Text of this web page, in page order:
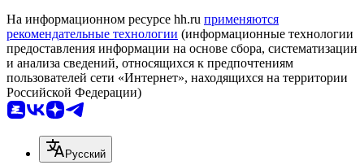
На информационном ресурсе hh.ru применяются
рекомендательные технологии (информационные технологии
предоставления информации на основе сбора, систематизации
и анализа сведений, относящихся к предпочтениям
пользователей сети «Интернет», находящихся на территории
Российской Федерации)
Русский